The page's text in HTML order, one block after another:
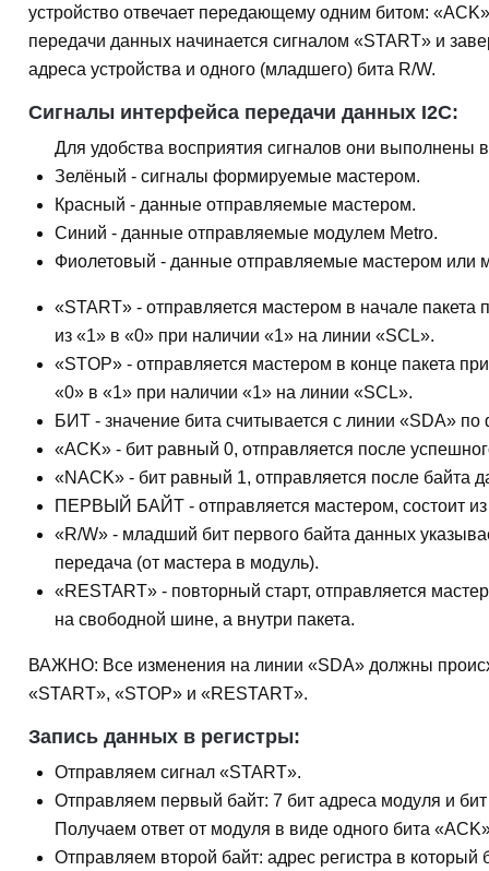
устройство отвечает передающему одним битом:
передачи данных начинается сигналом «START» и
адреса устройства и одного (младшего) бита R/W.
Сигналы интерфейса передачи данных I2C:
Для удобства восприятия сигналов они выполнены
Зелёный - сигналы формируемые мастером.
Красный - данные отправляемые мастером.
Синий - данные отправляемые модулем Metro.
Фиолетовый - данные отправляемые мастером или
«START» - отправляется мастером в начале
из «1» в «0» при наличии «1» на линии «SCL».
«STOP» - отправляется мастером в конце пакета
«0» в «1» при наличии «1» на линии «SCL».
БИТ - значение бита считывается с линии «SDA»
«ACK» - бит равный 0, отправляется после
«NACK» - бит равный 1, отправляется после байта
ПЕРВЫЙ БАЙТ - отправляется мастером, состоит
«R/W» - младший бит первого байта данных
передача (от мастера в модуль).
«RESTART» - повторный старт, отправляется
на свободной шине, а внутри пакета.
ВАЖНО: Все изменения на линии «SDA» должны
«START» «STOP» и «RESTART»
Запись данных в регистры:
Отправляем сигнал «START».
Отправляем первый байт: 7 бит адреса модуля и
Получаем ответ от модуля в виде одного бита
Отправляем второй байт: адрес регистра в который